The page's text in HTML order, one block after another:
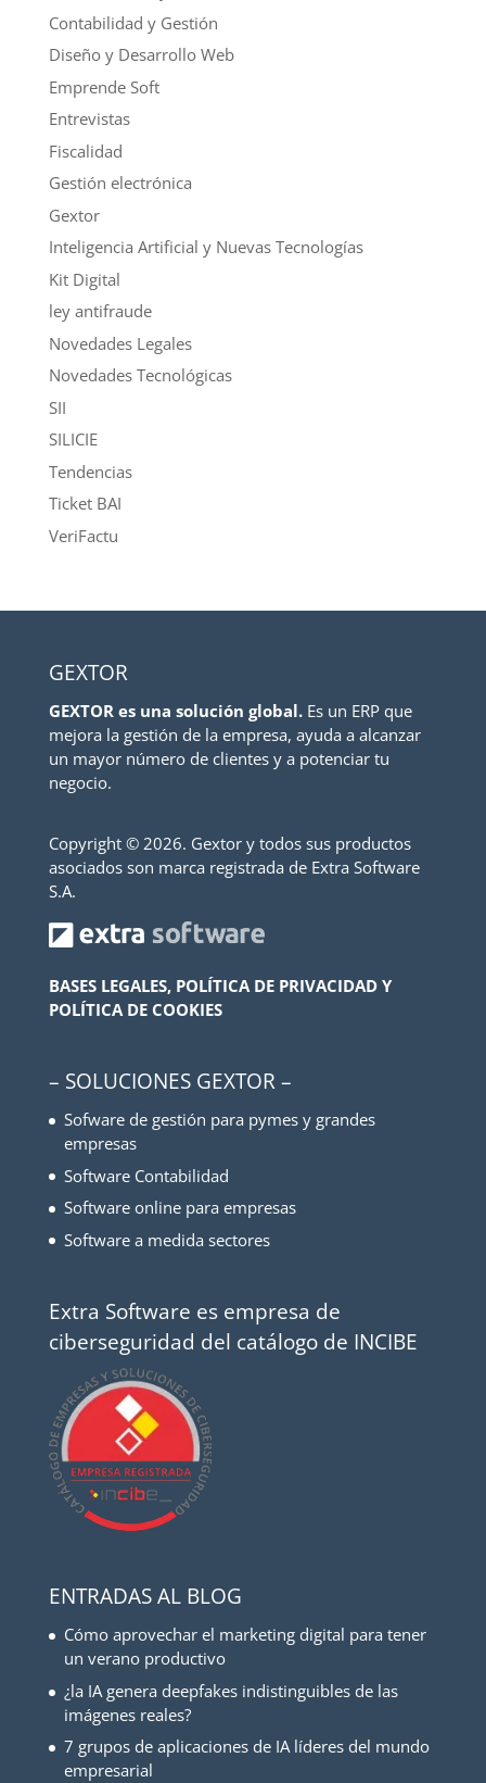
Contabilidad y Gestión
Diseño y Desarrollo Web
Emprende Soft
Entrevistas
Fiscalidad
Gestión electrónica
Gextor
Inteligencia Artificial y Nuevas Tecnologías
Kit Digital
ley antifraude
Novedades Legales
Novedades Tecnológicas
SII
SILICIE
Tendencias
Ticket BAI
VeriFactu
GEXTOR
GEXTOR es una solución global.Es un ERP que
mejora la gestión de la empresa, ayuda a alcanzar
un mayor número de clientes y a potenciar tu
negocio.
Copyright © 2026. Gextor y todos sus productos
asociados son marca registrada de Extra Software
S.A.
BASES LEGALES, POLÍTICA DE PRIVACIDAD Y
POLÍTICA DE COOKIES
– SOLUCIONES GEXTOR –
Sofware de gestión para pymes y grandes
empresas
Software Contabilidad
Software online para empresas
Software a medida sectores
Extra Software es empresa de
ciberseguridad del catálogo de INCIBE
ENTRADAS AL BLOG
Cómo aprovechar el marketing digital para tener
un verano productivo
¿la IA genera deepfakes indistinguibles de las
imágenes reales?
7 grupos de aplicaciones de IA líderes del mundo
empresarial